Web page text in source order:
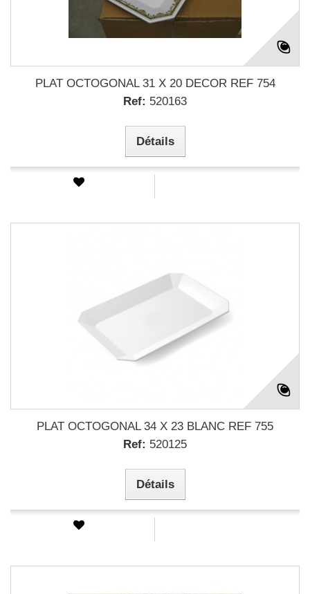
PLAT OCTOGONAL 31 X 20 DECOR REF 754
Ref: 520163
Détails
PLAT OCTOGONAL 34 X 23 BLANC REF 755
Ref: 520125
Détails